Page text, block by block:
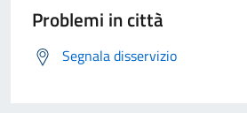
Problemi in città
Segnala disservizio